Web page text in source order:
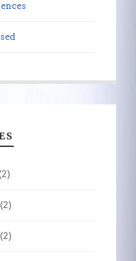
(2)
(2)